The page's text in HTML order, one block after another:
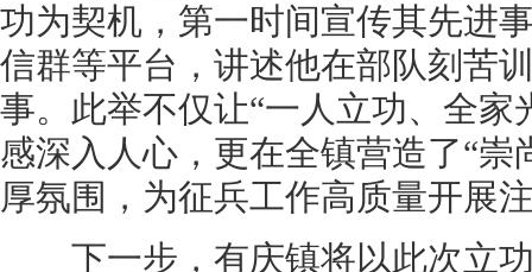
功为契机，第一时间宣传其先进
信群等平台，讲述他在部队刻苦
事。此举不仅让“一人立功、全家
感深入人心，更在全镇营造了“崇
厚氛围，为征兵工作高质量开展
下一步，有庆镇将以此次立功